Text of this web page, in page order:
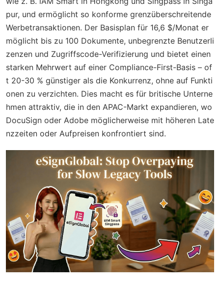
pur, und ermöglicht so konforme grenzüberschreitende
Werbetransaktionen. Der Basisplan für 16,6 $/Monat er
möglicht bis zu 100 Dokumente, unbegrenzte Benutzerli
zenzen und Zugriffscode-Verifizierung und bietet einen
starken Mehrwert auf einer Compliance-First-Basis – of
t 20-30 % günstiger als die Konkurrenz, ohne auf Funkti
onen zu verzichten. Dies macht es für britische Unterne
hmen attraktiv, die in den APAC-Markt expandieren, wo
DocuSign oder Adobe möglicherweise mit höheren Late
nzzeiten oder Aufpreisen konfrontiert sind.